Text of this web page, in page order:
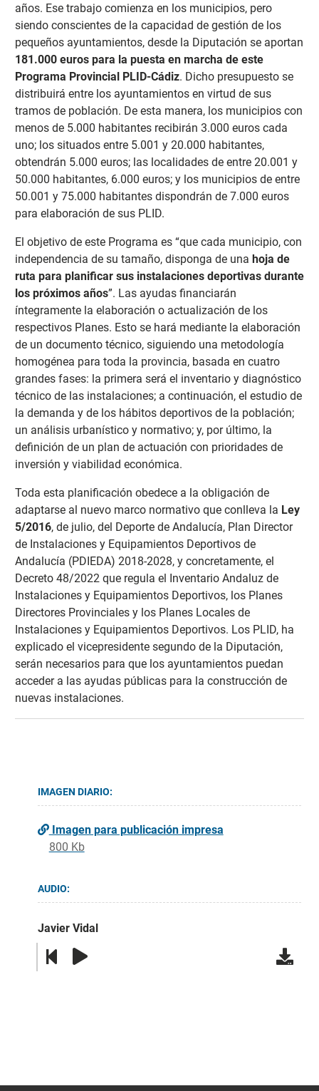
años. Ese trabajo comienza en los municipios, pero
siendo conscientes de la capacidad de gestión de los
pequeños ayuntamientos, desde la Diputación se aportan
181.000 euros para la puesta en marcha de este
Programa Provincial PLID-Cádiz. Dicho presupuesto se
distribuirá entre los ayuntamientos en virtud de sus
tramos de población. De esta manera, los municipios con
menos de 5.000 habitantes recibirán 3.000 euros cada
uno; los situados entre 5.001 y 20.000 habitantes,
obtendrán 5.000 euros; las localidades de entre 20.001 y
50.000 habitantes, 6.000 euros; y los municipios de entre
50.001 y 75.000 habitantes dispondrán de 7.000 euros
para elaboración de sus PLID.
El objetivo de este Programa es “que cada municipio, con
independencia de su tamaño, disponga de una hoja de
ruta para planificar sus instalaciones deportivas durante
los próximos años”. Las ayudas financiarán
íntegramente la elaboración o actualización de los
respectivos Planes. Esto se hará mediante la elaboración
de un documento técnico, siguiendo una metodología
homogénea para toda la provincia, basada en cuatro
grandes fases: la primera será el inventario y diagnóstico
técnico de las instalaciones; a continuación, el estudio de
la demanda y de los hábitos deportivos de la población;
un análisis urbanístico y normativo; y, por último, la
definición de un plan de actuación con prioridades de
inversión y viabilidad económica.
Toda esta planificación obedece a la obligación de
adaptarse al nuevo marco normativo que conlleva la Ley
5/2016, de julio, del Deporte de Andalucía, Plan Director
de Instalaciones y Equipamientos Deportivos de
Andalucía (PDIEDA) 2018-2028, y concretamente, el
Decreto 48/2022 que regula el Inventario Andaluz de
Instalaciones y Equipamientos Deportivos, los Planes
Directores Provinciales y los Planes Locales de
Instalaciones y Equipamientos Deportivos. Los PLID, ha
explicado el vicepresidente segundo de la Diputación,
serán necesarios para que los ayuntamientos puedan
acceder a las ayudas públicas para la construcción de
nuevas instalaciones.
IMAGEN DIARIO:
Imagen para publicación impresa
800 Kb
AUDIO:
Javier Vidal